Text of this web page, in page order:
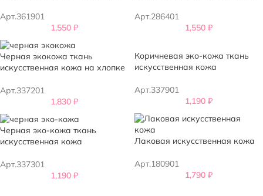
Арт.361901
1,550 ₽
Арт.286401
1,550 ₽
Черная экокожа ткань
искусственная кожа на хлопке
Арт.337201
1,830 ₽
Коричневая эко-кожа ткань
искусственная кожа
Арт.337901
1,190 ₽
Черная эко-кожа ткань
искусственная кожа
Арт.337301
1,190 ₽
Лаковая искусственная кожа
Арт.180901
1,790 ₽